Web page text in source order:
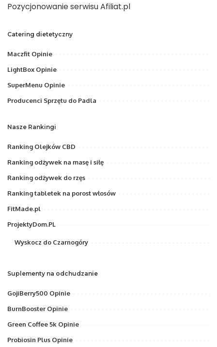
Pozycjonowanie serwisu Afiliat.pl
Catering dietetyczny
Maczfit Opinie
LightBox Opinie
SuperMenu Opinie
Producenci Sprzętu do Padla
Nasze Rankingi
Ranking Olejków CBD
Ranking odżywek na masę i siłę
Ranking odżywek do rzęs
Ranking tabletek na porost włosów
FitMade.pl
ProjektyDom.PL
Wyskocz do Czarnogóry
Suplementy na odchudzanie
GojiBerry500 Opinie
BurnBooster Opinie
Green Coffee 5k Opinie
Probiosin Plus Opinie